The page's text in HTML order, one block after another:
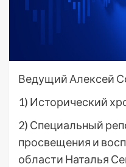
Ведущий Алексей
1) Исторический
2) Специальный
просвещения и
области Наталья